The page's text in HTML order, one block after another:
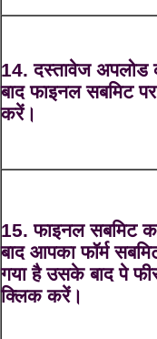
14. दस्तावेज
बाद फाइनल सबमिट
करें।
15. फाइनल सबमिट
बाद आपका फॉर्म
गया है उसके बाद पे
क्लिक करें।